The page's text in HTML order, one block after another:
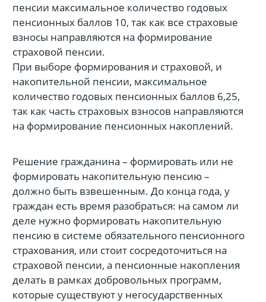
пенсии максимальное количество годовых
пенсионных баллов 10, так как все страховые
взносы направляются на формирование
страховой пенсии.
При выборе формирования и страховой, и
накопительной пенсии, максимальное
количество годовых пенсионных баллов 6,25,
так как часть страховых взносов направляются
на формирование пенсионных накоплений.
Решение гражданина – формировать или не
формировать накопительную пенсию –
должно быть взвешенным. До конца года, у
граждан есть время разобраться: на самом ли
деле нужно формировать накопительную
пенсию в системе обязательного пенсионного
страхования, или стоит сосредоточиться на
страховой пенсии, а пенсионные накопления
делать в рамках добровольных программ,
которые существуют у негосударственных